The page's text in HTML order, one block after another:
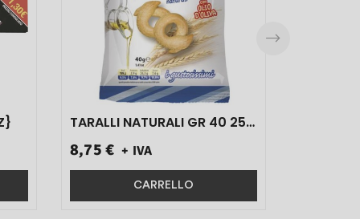
TARALLI NATURALI GR 40 25
8,75 € + IVA
CARRELLO